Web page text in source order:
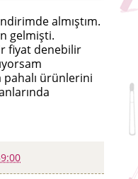
almıştım.
gelmişti.
fiyat denebilir
ürünlerini